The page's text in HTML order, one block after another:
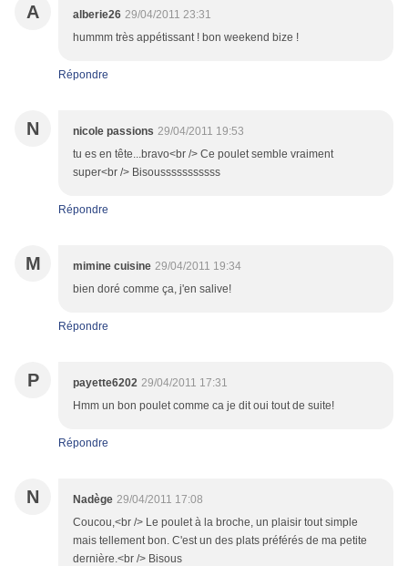
A alberie26 29/04/2011 23:31
hummm très appétissant ! bon weekend bize !
Répondre
N nicole passions 29/04/2011 19:53
tu es en tête...bravo<br /> Ce poulet semble vraiment
super<br /> Bisousssssssssss
Répondre
M mimine cuisine 29/04/2011 19:34
bien doré comme ça, j'en salive!
Répondre
P payette6202 29/04/2011 17:31
Hmm un bon poulet comme ca je dit oui tout de suite!
Répondre
N Nadège 29/04/2011 17:08
Coucou,<br /> Le poulet à la broche, un plaisir tout simple
mais tellement bon. C'est un des plats préférés de ma petite
dernière.<br /> Bisous